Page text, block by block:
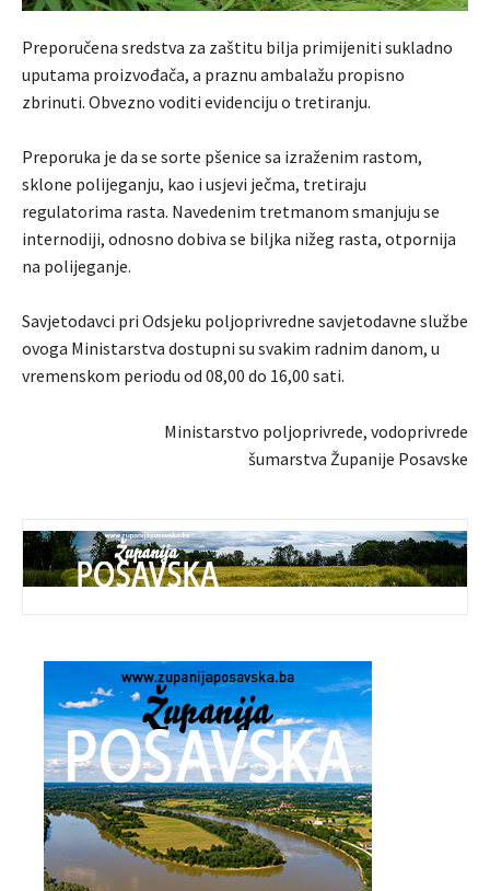
Preporučena sredstva za zaštitu bilja primijeniti sukladno
uputama proizvođača, a praznu ambalažu propisno
zbrinuti. Obvezno voditi evidenciju o tretiranju.
Preporuka je da se sorte pšenice sa izraženim rastom,
sklone polijeganju, kao i usjevi ječma, tretiraju
regulatorima rasta. Navedenim tretmanom smanjuju se
internodiji, odnosno dobiva se biljka nižeg rasta, otpornija
na polijeganje.
Savjetodavci pri Odsjeku poljoprivredne savjetodavne službe
ovoga Ministarstva dostupni su svakim radnim danom, u
vremenskom periodu od 08,00 do 16,00 sati.
Ministarstvo poljoprivrede, vodoprivrede
šumarstva Županije Posavske